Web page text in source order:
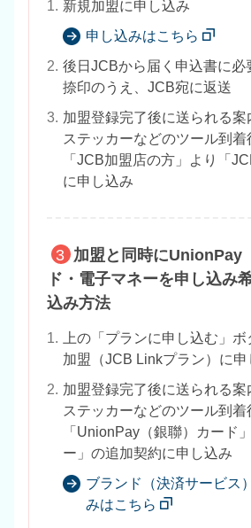
1. 新規加盟に申し込み
申し込みはこちら
2. 後日JCBから届く申込書に必
捺印のうえ、JCB宛に返送
3. 加盟登録完了後に送られる
ステッカーなどのツール到
「JCB加盟店の方」より「
に申し込み
3 加盟と同時にUnionPay
ド・電子マネーを申し込み
込み方法
1. 上の「プランに申し込む」ボ
加盟（JCB Linkプラン）に申
2. 加盟登録完了後に送られる
ステッカーなどのツール到着
「UnionPay（銀聯）カード
ー」の追加契約に申し込み
ブランド（決済サービス
みはこちら